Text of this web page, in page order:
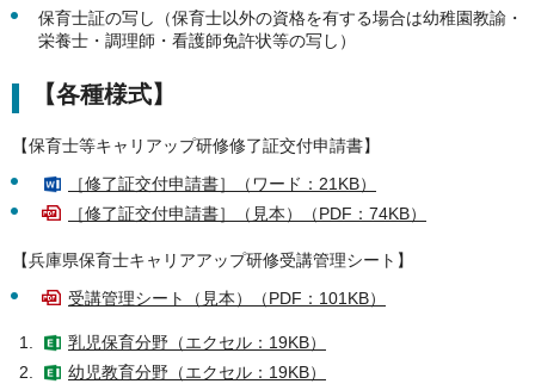
保育士証の写し（保育士以外の資格を有する場合は幼稚園教諭・
栄養士・調理師・看護師免許状等の写し）
【各種様式】
【保育士等キャリアップ研修修了証交付申請書】
［修了証交付申請書］（ワード：21KB）
［修了証交付申請書］（見本）（PDF：74KB）
【兵庫県保育士キャリアアップ研修受講管理シート】
受講管理シート（見本）（PDF：101KB）
乳児保育分野（エクセル：19KB）
幼児教育分野（エクセル：19KB）